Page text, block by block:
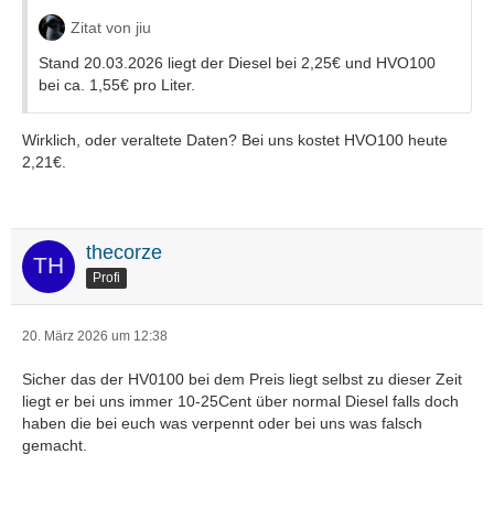
Zitat von jiu
Stand 20.03.2026 liegt der Diesel bei 2,25€ und HVO100
bei ca. 1,55€ pro Liter.
Wirklich, oder veraltete Daten? Bei uns kostet HVO100 heute
2,21€.
thecorze
Profi
20. März 2026 um 12:38
Sicher das der HV0100 bei dem Preis liegt selbst zu dieser Zeit
liegt er bei uns immer 10-25Cent über normal Diesel falls doch
haben die bei euch was verpennt oder bei uns was falsch
gemacht.